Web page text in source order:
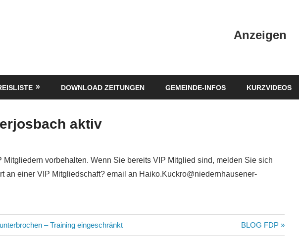
Anzeigen
DOWNLOAD ZEITUNGEN GEMEINDE-INFOS KURZVIDEOS
aktiv
Mitgliedern vorbehalten. Wenn Sie bereits VIP Mitglied sind, melden Sie sich
an einer VIP Mitgliedschaft? email an Haiko.Kuckro@niedernhausener-
– Training eingeschränkt
Nächster
Beitrag:
BLOG FDP